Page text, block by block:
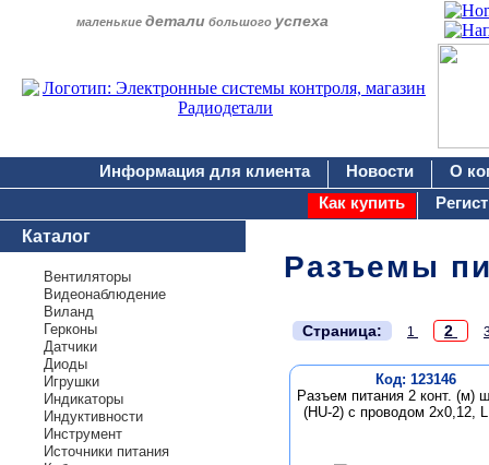
маленькие детали большого успеха
Информация для клиента Новости
О
Как купить
Каталог
Вентиляторы
Видеонаблюдение
Виланд
Герконы
Датчики
Диоды
Игрушки
Индикаторы
Индуктивности
Инструмент
Источники питания
Разъемы
Страница:
1 2
Код: 123146
Разъем питания 2 конт. (м)
(HU-2) с проводом 2х0,12,